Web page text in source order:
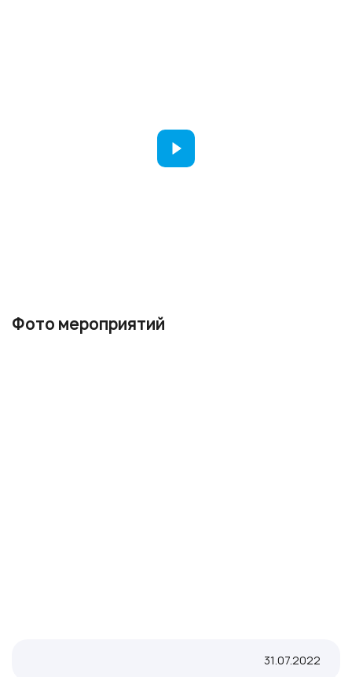
Фото мероприятий
31.07.2022